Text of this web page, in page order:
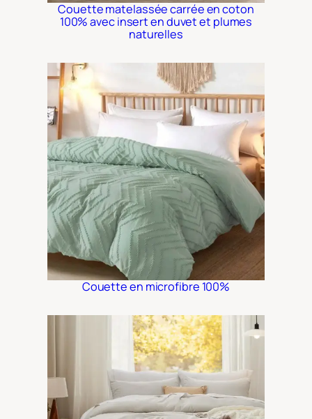
Couette matelassée carrée en coton
100% avec insert en duvet et plumes
naturelles
Couette en microfibre 100%